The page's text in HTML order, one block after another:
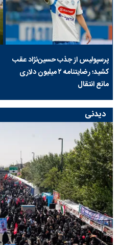
پرسپولیس از جذب حسین‌نژاد عقب
کشید؛ رضایتنامه ۲ میلیون دلاری
مانع انتقال
دیدنی